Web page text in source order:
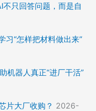
只回答问题，而是自
习“怎样把材料做出来”
机器人真正“进厂干活”
片大厂收购？ 2026-